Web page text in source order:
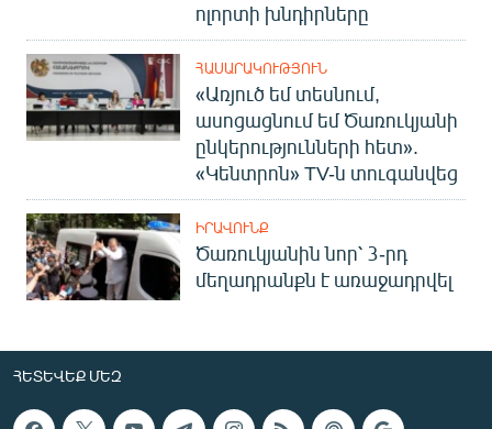
ոլորտի խնդիրները
ՀԱՍԱՐԱԿՈՒԹՅՈՒՆ
«Առյուծ եմ տեսնում,
ասոցացնում եմ Ծառուկյանի
ընկերությունների հետ».
«Կենտրոն» TV-ն տուգանվեց
ԻՐԱՎՈՒՆՔ
Ծառուկյանին նոր՝ 3-րդ
մեղադրանքն է առաջադրվել
ՀԵՏԵՎԵՔ ՄԵԶ